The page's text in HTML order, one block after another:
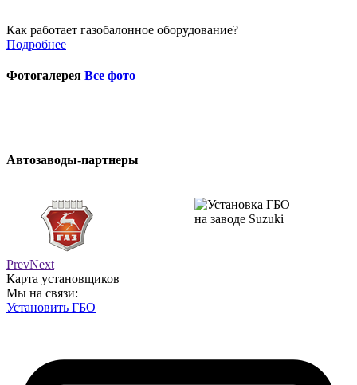
Как работает газобалонное оборудование?
Подробнее
Фотогалерея Все фото
Автозаводы-партнеры
PrevNext
Карта установщиков
Мы на связи:
Установить ГБО